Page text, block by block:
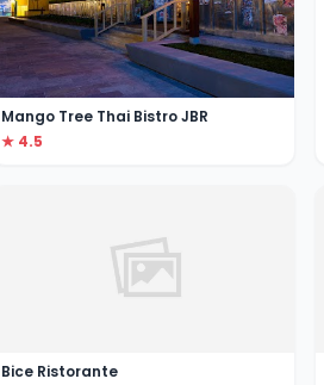
Mango Tree Thai Bistro JBR
★ 4.5
Bice Ristorante